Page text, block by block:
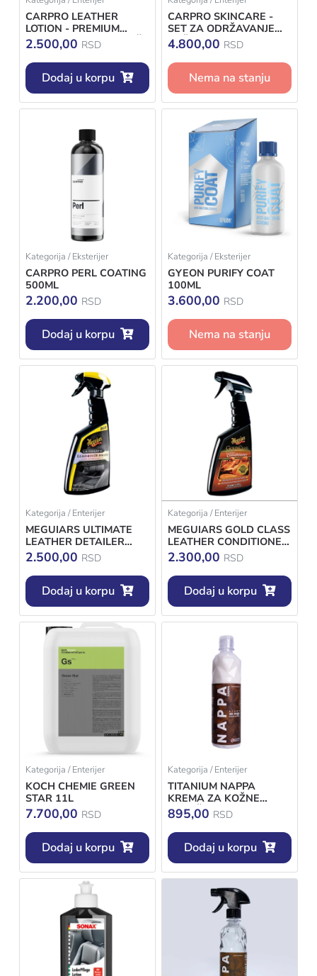
CARPRO LEATHER
LOTION - PREMIUM
BALZAM ZA NEGU KOŽE
500ML
2.500,00 RSD
Dodaj u korpu
CARPRO SKINCARE -
SET ZA ODRŽAVANJE
KOŽE
4.800,00 RSD
Nema na stanju
Kategorija / Eksterijer
CARPRO PERL COATING
500ML
2.200,00 RSD
Dodaj u korpu
Kategorija / Eksterijer
GYEON PURIFY COAT
100ML
3.600,00 RSD
Nema na stanju
Kategorija / Enterijer
MEGUIARS ULTIMATE
LEATHER DETAILER
473ML
2.500,00 RSD
Dodaj u korpu
Kategorija / Enterijer
MEGUIARS GOLD CLASS
LEATHER CONDITIONER
473ML
2.300,00 RSD
Dodaj u korpu
Kategorija / Enterijer
KOCH CHEMIE GREEN
STAR 11L
7.700,00 RSD
Dodaj u korpu
Kategorija / Enterijer
TITANIUM NAPPA
KREMA ZA KOŽNE
POVRŠINE 500ML
895,00 RSD
Dodaj u korpu